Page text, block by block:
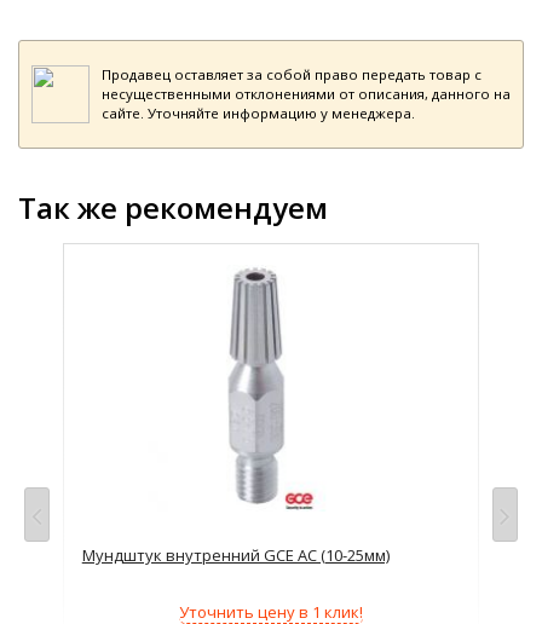
Продавец оставляет за собой право передать товар с
несущественными отклонениями от описания, данного на
сайте. Уточняйте информацию у менеджера.
Так же рекомендуем
Мундштук внутренний GCE AC (10-25мм)
Уточнить цену в 1 клик!